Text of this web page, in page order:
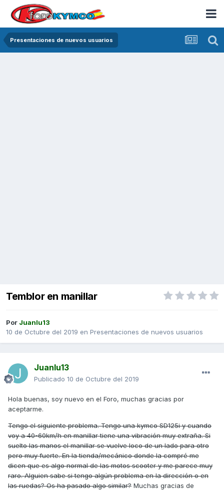
Presentaciones de nuevos usuarios
Temblor en manillar
Por Juanlu13
10 de Octubre del 2019 en Presentaciones de nuevos usuarios
Juanlu13
Publicado 10 de Octubre del 2019
Hola buenas, soy nuevo en el Foro, muchas gracias por
aceptarme.
Tengo el siguiente problema. Tengo una kymco SD125i y cuando
voy a 40-60km/h en manillar tiene una vibración muy extraña. Si
suelto las manos el manillar se vuelve loco de un lado para otro
pero muy fuerte. En la tienda/mecánico donde la compré me
dicen que es algo normal de las motos scooter y me parece muy
raro. Alguien sabe si tengo algún problema en la dirección o en
las ruedas? Os ha pasado algo similar? Muchas gracias de